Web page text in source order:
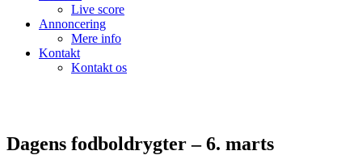
Live score
Annoncering
Mere info
Kontakt
Kontakt os
Dagens fodboldrygter – 6. marts